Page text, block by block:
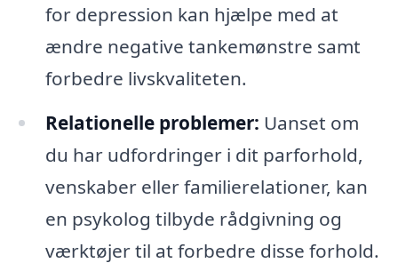
for depression kan hjælpe med at
ændre negative tankemønstre samt
forbedre livskvaliteten.
Relationelle problemer: Uanset om
du har udfordringer i dit parforhold,
venskaber eller familierelationer, kan
en psykolog tilbyde rådgivning og
værktøjer til at forbedre disse forhold.